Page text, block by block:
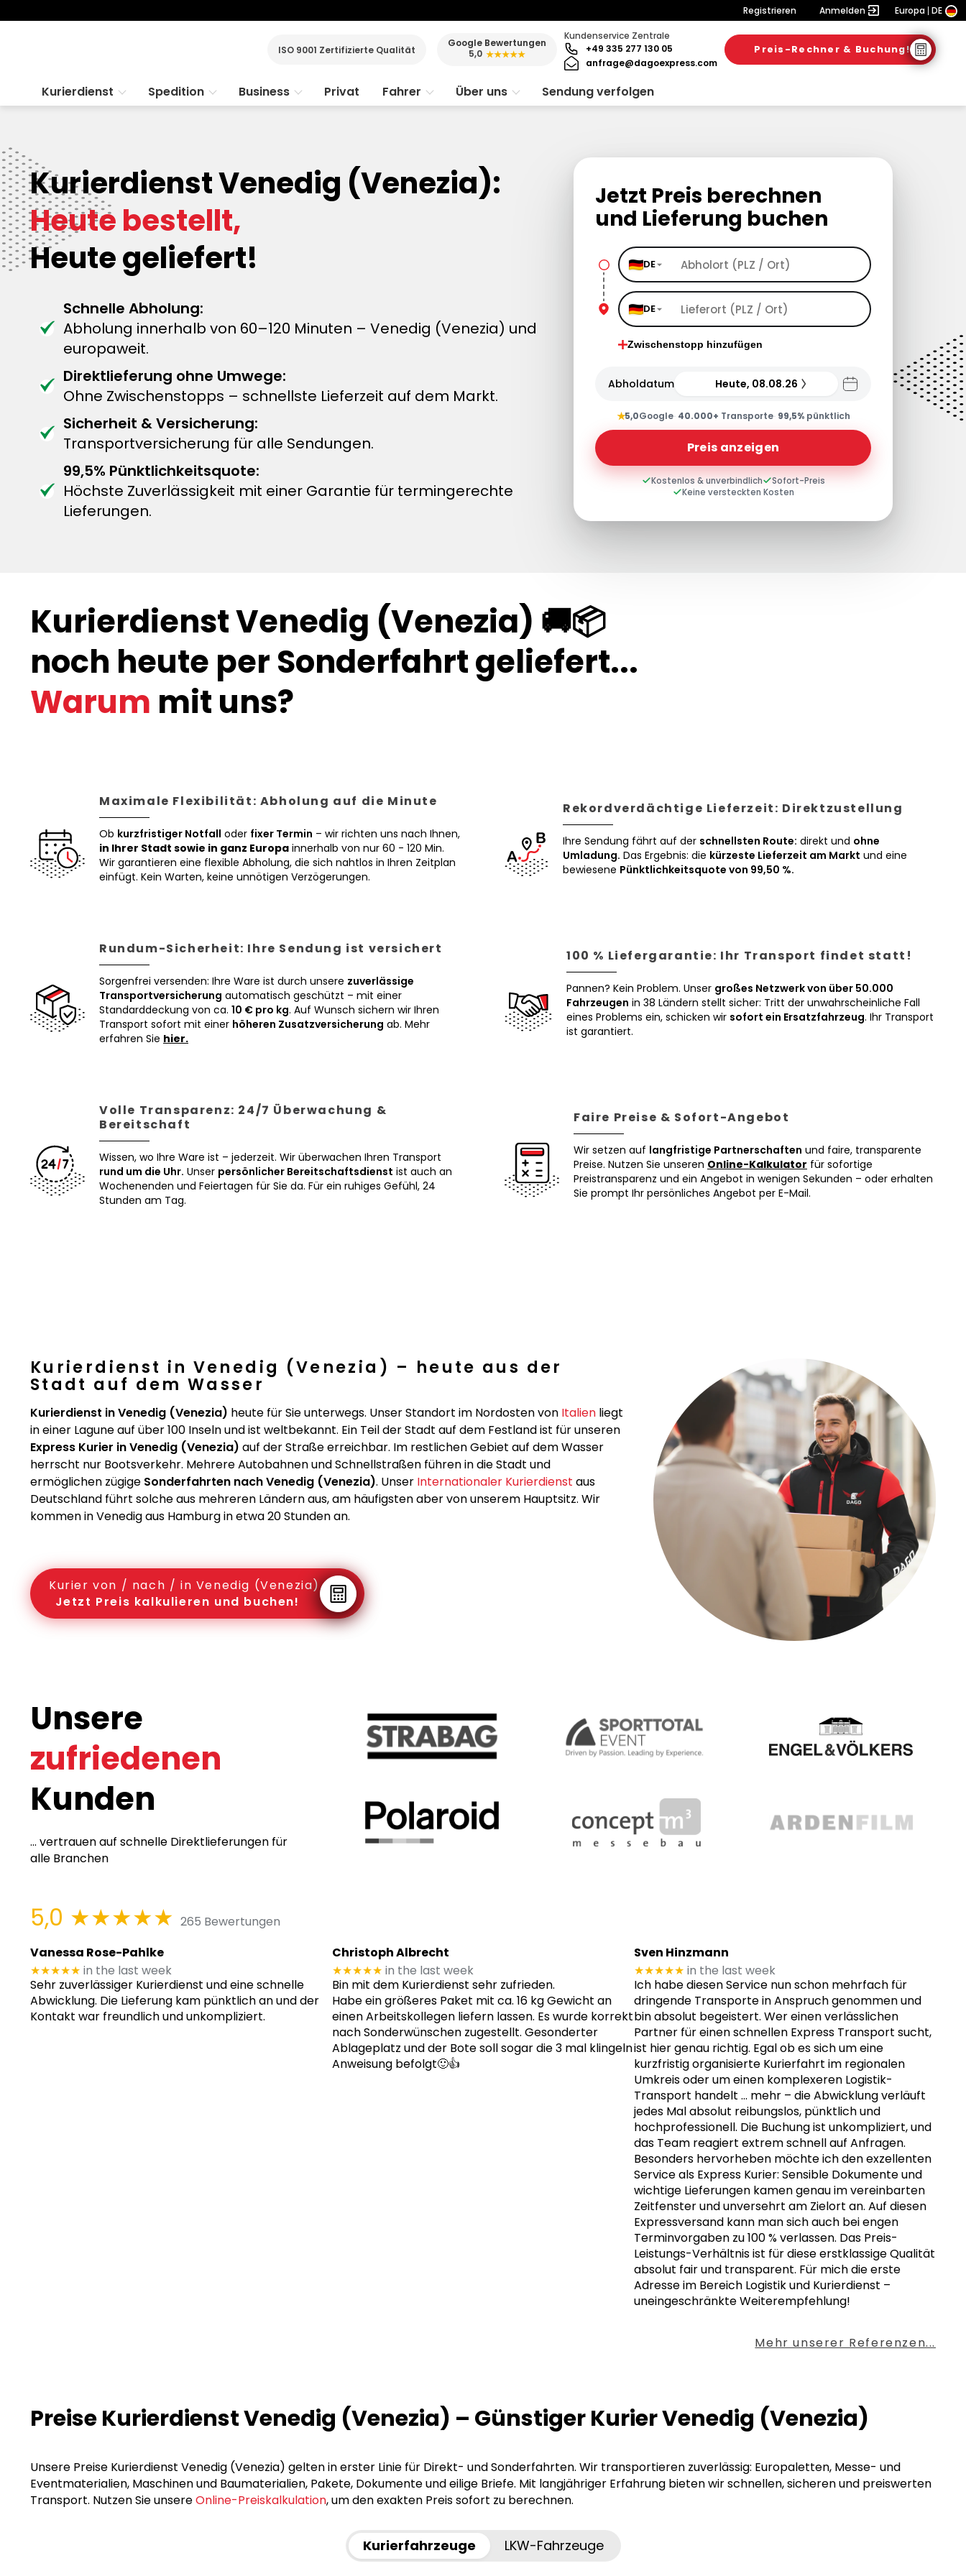
Registrieren Anmelden Europa DE
ISO 9001 Zertifizierte Qualität
Google Bewertungen
5,0 ★★★★★
Kundenservice Zentrale
+49 335 277 130 05
anfrage@dagoexpress.com
Preis-Rechner & Buchung!
Kurierdienst Spedition Business Privat Fahrer Über uns Sendung verfolgen
Kurierdienst Venedig (Venezia):
Heute bestellt,
Heute geliefert!
Schnelle Abholung:
Abholung innerhalb von 60–120 Minuten – Venedig (Venezia) und
europaweit.
Direktlieferung ohne Umwege:
Ohne Zwischenstopps – schnellste Lieferzeit auf dem Markt.
Sicherheit & Versicherung:
Transportversicherung für alle Sendungen.
99,5% Pünktlichkeitsquote:
Höchste Zuverlässigkeit mit einer Garantie für termingerechte
Lieferungen.
Jetzt Preis berechnen
und Lieferung buchen
DE
DE
Zwischenstopp hinzufügen
Abholdatum Heute, 08.08.26
★5,0Google· 40.000+ Transporte· 99,5%pünktlich
Preis anzeigen
Kostenlos & unverbindlich
Sofort-Preis
Keine versteckten Kosten
Kurierdienst Venedig (Venezia) 🚚📦
noch heute per Sonderfahrt geliefert...
Warum mit uns?
Maximale Flexibilität: Abholung auf die Minute
Ob kurzfristiger Notfall oder fixer Termin – wir richten uns nach Ihnen,
in Ihrer Stadt sowie in ganz Europa innerhalb von nur 60 - 120 Min.
Wir garantieren eine flexible Abholung, die sich nahtlos in Ihren Zeitplan
einfügt. Kein Warten, keine unnötigen Verzögerungen.
Rekordverdächtige Lieferzeit: Direktzustellung
Ihre Sendung fährt auf der schnellsten Route: direkt und ohne
Umladung. Das Ergebnis: die kürzeste Lieferzeit am Markt und eine
bewiesene Pünktlichkeitsquote von 99,50 %.
Rundum-Sicherheit: Ihre Sendung ist versichert
Sorgenfrei versenden: Ihre Ware ist durch unsere zuverlässige
Transportversicherung automatisch geschützt – mit einer
Standarddeckung von ca. 10 € pro kg. Auf Wunsch sichern wir Ihren
Transport sofort mit einer höheren Zusatzversicherung ab. Mehr
erfahren Sie hier.
100 % Liefergarantie: Ihr Transport findet statt!
Pannen? Kein Problem. Unser großes Netzwerk von über 50.000
Fahrzeugen in 38 Ländern stellt sicher: Tritt der unwahrscheinliche Fall
eines Problems ein, schicken wir sofort ein Ersatzfahrzeug. Ihr Transport
ist garantiert.
Volle Transparenz: 24/7 Überwachung &
Bereitschaft
Wissen, wo Ihre Ware ist – jederzeit. Wir überwachen Ihren Transport
rund um die Uhr. Unser persönlicher Bereitschaftsdienst ist auch an
Wochenenden und Feiertagen für Sie da. Für ein ruhiges Gefühl, 24
Stunden am Tag.
Faire Preise & Sofort-Angebot
Wir setzen auf langfristige Partnerschaften und faire, transparente
Preise. Nutzen Sie unseren Online-Kalkulator für sofortige
Preistransparenz und ein Angebot in wenigen Sekunden – oder erhalten
Sie prompt Ihr persönliches Angebot per E-Mail.
Kurierdienst in Venedig (Venezia) – heute aus der
Stadt auf dem Wasser
Kurierdienst in Venedig (Venezia) heute für Sie unterwegs. Unser Standort im Nordosten von Italien liegt
in einer Lagune auf über 100 Inseln und ist weltbekannt. Ein Teil der Stadt auf dem Festland ist für unseren
Express Kurier in Venedig (Venezia) auf der Straße erreichbar. Im restlichen Gebiet auf dem Wasser
herrscht nur Bootsverkehr. Mehrere Autobahnen und Schnellstraßen führen in die Stadt und
ermöglichen zügige Sonderfahrten nach Venedig (Venezia). Unser Internationaler Kurierdienst aus
Deutschland führt solche aus mehreren Ländern aus, am häufigsten aber von unserem Hauptsitz. Wir
kommen in Venedig aus Hamburg in etwa 20 Stunden an.
Kurier von / nach / in Venedig (Venezia)
Jetzt Preis kalkulieren und buchen!
Unsere
zufriedenen
Kunden
... vertrauen auf schnelle Direktlieferungen für
alle Branchen
5,0 ★★★★★ 265 Bewertungen
Vanessa Rose-Pahlke
★★★★★ in the last week
Sehr zuverlässiger Kurierdienst und eine schnelle
Abwicklung. Die Lieferung kam pünktlich an und der
Kontakt war freundlich und unkompliziert.
Christoph Albrecht
★★★★★ in the last week
Bin mit dem Kurierdienst sehr zufrieden.
Habe ein größeres Paket mit ca. 16 kg Gewicht an
einen Arbeitskollegen liefern lassen. Es wurde korrekt
nach Sonderwünschen zugestellt. Gesonderter
Ablageplatz und der Bote soll sogar die 3 mal klingeln
Anweisung befolgt🙂👍
Sven Hinzmann
★★★★★ in the last week
Ich habe diesen Service nun schon mehrfach für
dringende Transporte in Anspruch genommen und
bin absolut begeistert. Wer einen verlässlichen
Partner für einen schnellen Express Transport sucht,
ist hier genau richtig. Egal ob es sich um eine
kurzfristig organisierte Kurierfahrt im regionalen
Umkreis oder um einen komplexeren Logistik-
Transport handelt … mehr– die Abwicklung verläuft
jedes Mal absolut reibungslos, pünktlich und
hochprofessionell. Die Buchung ist unkompliziert, und
das Team reagiert extrem schnell auf Anfragen.
Besonders hervorheben möchte ich den exzellenten
Service als Express Kurier: Sensible Dokumente und
wichtige Lieferungen kamen genau im vereinbarten
Zeitfenster und unversehrt am Zielort an. Auf diesen
Expressversand kann man sich auch bei engen
Terminvorgaben zu 100 % verlassen. Das Preis-
Leistungs-Verhältnis ist für diese erstklassige Qualität
absolut fair und transparent. Für mich die erste
Adresse im Bereich Logistik und Kurierdienst –
uneingeschränkte Weiterempfehlung!
Mehr unserer Referenzen...
Preise Kurierdienst Venedig (Venezia) – Günstiger Kurier Venedig (Venezia)
Unsere Preise Kurierdienst Venedig (Venezia) gelten in erster Linie für Direkt- und Sonderfahrten. Wir transportieren zuverlässig: Europaletten, Messe- und
Eventmaterialien, Maschinen und Baumaterialien, Pakete, Dokumente und eilige Briefe. Mit langjähriger Erfahrung bieten wir schnellen, sicheren und preiswerten
Transport. Nutzen Sie unsereOnline-Preiskalkulation, um den exakten Preis sofort zu berechnen.
Kurierfahrzeuge LKW-Fahrzeuge